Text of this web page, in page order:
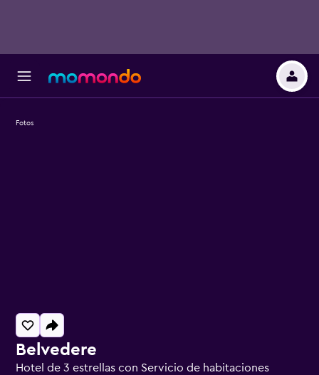
Belvedere
Hotel de 3 estrellas con Servicio de habitaciones
Fotos